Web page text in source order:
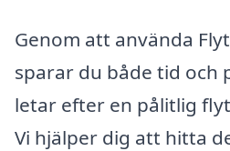
Genom att använda
sparar du både tid och
letar efter en pålitlig
Vi hjälper dig att hitta